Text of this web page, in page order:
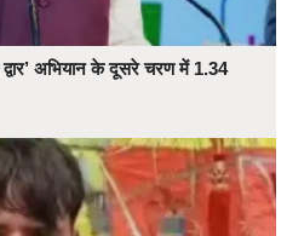
अभियान के दूसरे चरण में 1.34